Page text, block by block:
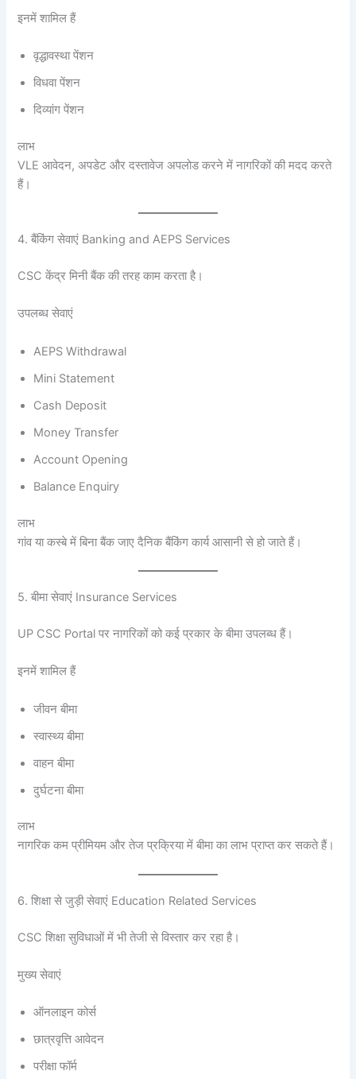
इनमें शामिल हैं
वृद्धावस्था पेंशन
विधवा पेंशन
दिव्यांग पेंशन
लाभ
VLE आवेदन, अपडेट और दस्तावेज अपलोड करने में नागरिकों की मदद करते
हैं।
4. बैंकिंग सेवाएं Banking and AEPS Services
CSC केंद्र मिनी बैंक की तरह काम करता है।
उपलब्ध सेवाएं
AEPS Withdrawal
Mini Statement
Cash Deposit
Money Transfer
Account Opening
Balance Enquiry
लाभ
गांव या कस्बे में बिना बैंक जाए दैनिक बैंकिंग कार्य आसानी से हो जाते हैं।
5. बीमा सेवाएं Insurance Services
UP CSC Portal पर नागरिकों को कई प्रकार के बीमा उपलब्ध हैं।
इनमें शामिल हैं
जीवन बीमा
स्वास्थ्य बीमा
वाहन बीमा
दुर्घटना बीमा
लाभ
नागरिक कम प्रीमियम और तेज प्रक्रिया में बीमा का लाभ प्राप्त कर सकते हैं।
6. शिक्षा से जुड़ी सेवाएं Education Related Services
CSC शिक्षा सुविधाओं में भी तेजी से विस्तार कर रहा है।
मुख्य सेवाएं
ऑनलाइन कोर्स
छात्रवृत्ति आवेदन
परीक्षा फॉर्म